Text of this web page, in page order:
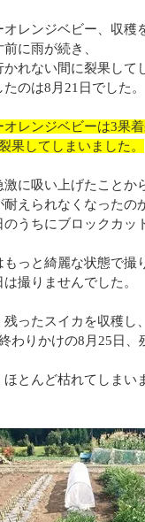
オレンジベビー、収穫
前に雨が続き、
かれない間に裂果して
たのは8月21日でした。
オレンジベビーは3果
果してしまいました。
激に吸い上げたことか
耐えられなくなったの
のうちにブロックカッ
もっと綺麗な状態で撮
は撮りませんでした。
残ったスイカを収穫し
わりかけの8月25日、
ほとんど枯れてしまい